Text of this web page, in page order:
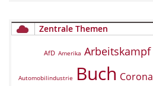
Zentrale Themen
AfD Amerika Arbeitskampf
Automobilindustrie Buch Corona